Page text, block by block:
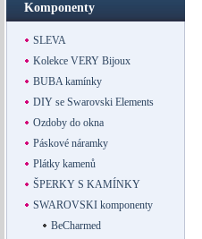
Komponenty
SLEVA
Kolekce VERY Bijoux
BUBA kamínky
DIY se Swarovski Elements
Ozdoby do okna
Páskové náramky
Plátky kamenů
ŠPERKY S KAMÍNKY
SWAROVSKI komponenty
BeCharmed